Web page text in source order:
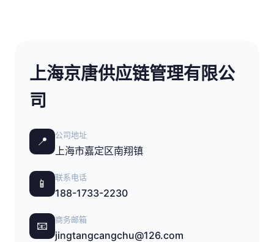
上海京唐供应链管理有限公
司
📍 公司地址
上海市嘉定区南翔镇
📱 联系电话
188-1733-2230
📧 商务邮箱
jingtangcangchu@126.com